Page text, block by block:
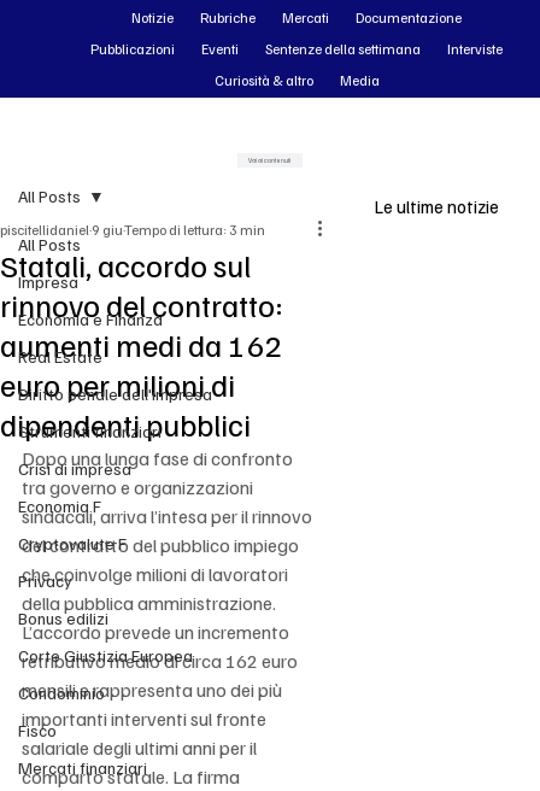
All Posts
Impresa
Economia e Finanza
Real Estate
Diritto penale dell'impresa
Strumenti finanziari
Crisi di impresa
Economia F
Cryptovalute F
Privacy
Bonus edilizi
Corte Giustizia Europea
Condominio
Fisco
Mercati finanziari
All Posts
Statali, accordo sul
rinnovo del contratto:
aumenti medi da 162
euro per milioni di
dipendenti pubblici
piscitellidaniel 9 giuTempo di lettura: 3 min
Dopo una lunga fase di confronto
tra governo e organizzazioni
sindacali, arriva l’intesa per il rinnovo
del contratto del pubblico impiego
che coinvolge milioni di lavoratori
della pubblica amministrazione.
L’accordo prevede un incremento
retributivo medio di circa 162 euro
mensili e rappresenta uno dei più
importanti interventi sul fronte
salariale degli ultimi anni per il
comparto statale. La firma
Le ultime notizie
Notizie Rubriche Mercati
Documentazione
Pubblicazioni
Eventi Sentenze della settimana
Interviste
Curiosità & altro
Media
Vai ai contenuti